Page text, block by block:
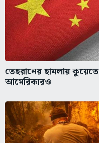
তেহরানের হামলায়
আমেরিকারও